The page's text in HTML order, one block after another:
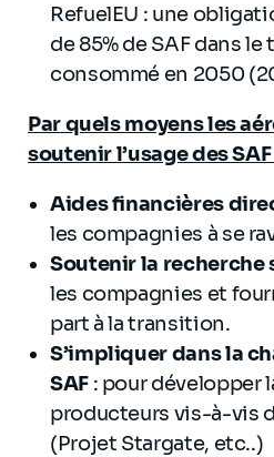
RefuelEU : une
de 85% de SAF dans
consommé en 2050
Par quels moyens les
soutenir l’usage des SAF
Aides financières
les compagnies à se
Soutenir la recherche
les compagnies et
part à la transition.
S’impliquer dans la
SAF: pour développer
producteurs vis-à-vis
(Projet Stargate, etc..)